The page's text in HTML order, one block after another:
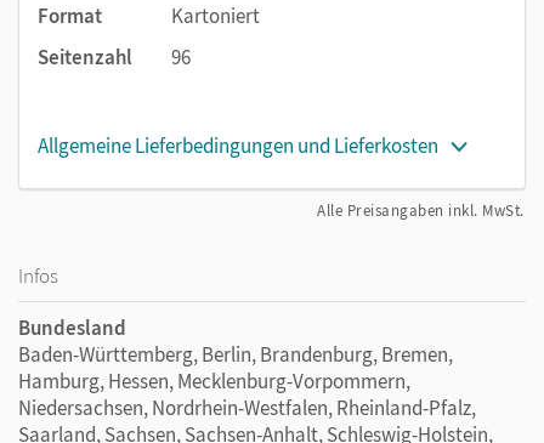
Format
Kartoniert
Seitenzahl
96
Allgemeine Lieferbedingungen und Lieferkosten
Alle Preisangaben inkl. MwSt.
Infos
Bundesland
Baden-Württemberg, Berlin, Brandenburg, Bremen,
Hamburg, Hessen, Mecklenburg-Vorpommern,
Niedersachsen, Nordrhein-Westfalen, Rheinland-Pfalz,
Saarland, Sachsen, Sachsen-Anhalt, Schleswig-Holstein,